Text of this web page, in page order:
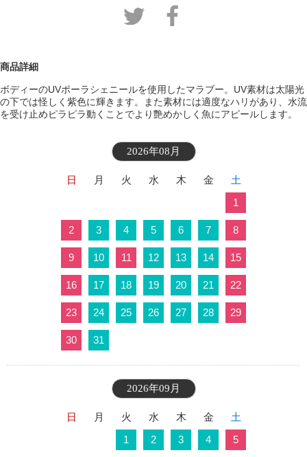
商品詳細
ボディーのUVポーラシェニールを使用したマラブー。UV素材は太陽光
の下では怪しく紫色に輝きます。また素材には適度なハリがあり、水流
を受け止めピラピラ動くことでより艶めかしく魚にアピールします。
2026年08月
日 月 火 水 木 金
土
1
2 3 4 5 6 7 8
9 10 11 12 13 14 15
16 17 18 19 20 21 22
23 24 25 26 27 28 29
30 31
2026年09月
日 月 火 水 木 金
土
1
2 3 4 5